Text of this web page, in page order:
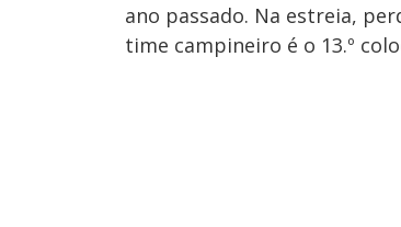
ano passado. Na estreia,
time campineiro é o 13.º